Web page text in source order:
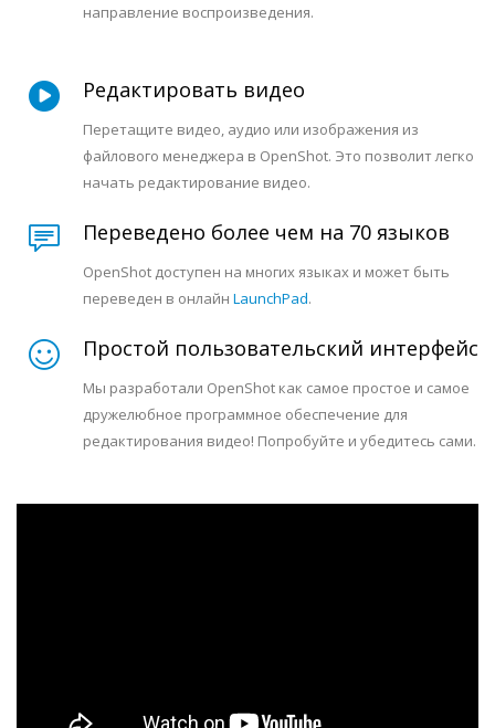
направление воспроизведения.
Редактировать видео
Перетащите видео, аудио или изображения из
файлового менеджера в OpenShot. Это позволит легко
начать редактирование видео.
Переведено более чем на 70 языков
OpenShot доступен на многих языках и может быть
переведен в онлайн LaunchPad.
Простой пользовательский интерфейс
Мы разработали OpenShot как самое простое и самое
дружелюбное программное обеспечение для
редактирования видео! Попробуйте и убедитесь сами.